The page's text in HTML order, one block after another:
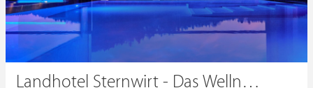
Landhotel Sternwirt - Das Wellnesshotel zwischen Nürnberg und Amberg